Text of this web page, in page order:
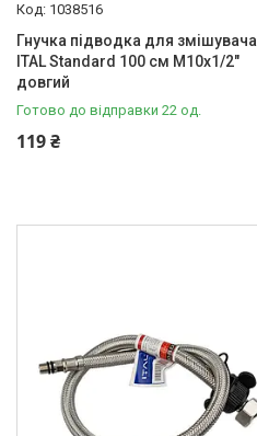
Зовнішня різьба
1/8" 72
Душові трапи, дренажні
канали
Аксесуари для ванної
1038516
Гнучка підводка для змішувача
ITAL Standard 100 см M10x1/2"
довгий
Готово до відправки 22 од.
119 ₴